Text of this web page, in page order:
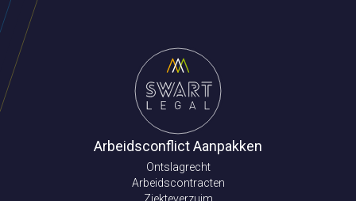
Arbeidsconflict Aanpakken
Ontslagrecht
Arbeidscontracten
Ziekteverzuim